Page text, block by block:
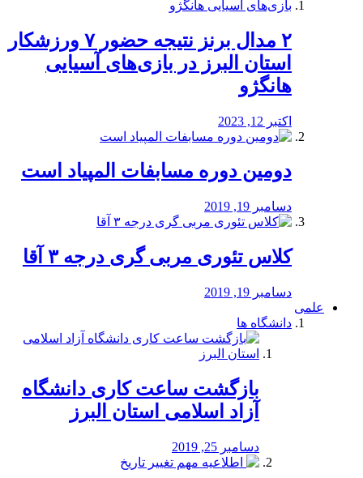
۲ مدال برنز نتیجه حضور ۷ ورزشکار
استان البرز در بازی‌های آسیایی
هانگژو
اکتبر 12, 2023
دومین دوره مسابفات المپیاد است
دسامبر 19, 2019
کلاس تئوری مربی گری درجه ۳ آقا
دسامبر 19, 2019
علمی
دانشگاه ها
بازگشت ساعت کاری دانشگاه
آزاد اسلامی استان البرز
دسامبر 25, 2019